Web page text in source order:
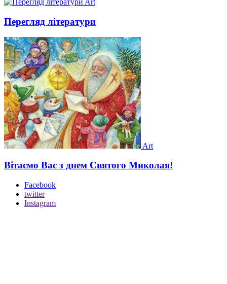
Art
Перегляд літератури
Art
Вітаємо Вас з днем Святого Миколая!
Facebook
twitter
Instagram